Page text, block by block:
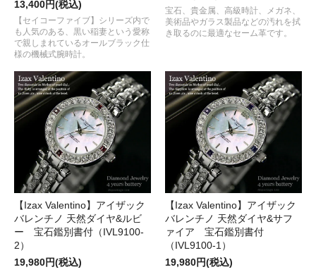
13,400円(税込)
【セイコーファイブ】シリーズ内で
も人気のある、黒い稲妻という愛称
で親しまれているオールブラック仕
様の機械式腕時計。
宝石、貴金属、高級時計、メガネ、
美術品やガラス製品などの汚れを拭
き取るのに最適なセーム革です。
【Izax Valentino】アイザック
バレンチノ 天然ダイヤ&ルビ
ー 宝石鑑別書付（IVL9100-
2）
19,980円(税込)
【Izax Valentino】アイザック
バレンチノ 天然ダイヤ&サフ
ァイア 宝石鑑別書付
（IVL9100-1）
19,980円(税込)